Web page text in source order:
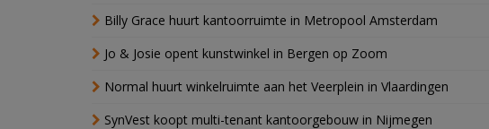
Billy Grace huurt kantoorruimte in Metropool Amsterdam
Jo & Josie opent kunstwinkel in Bergen op Zoom
Normal huurt winkelruimte aan het Veerplein in Vlaardingen
SynVest koopt multi-tenant kantoorgebouw in Nijmegen